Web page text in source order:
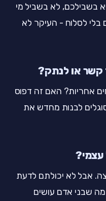
בשבילכם, לא בשביל מי
לסלוח - העיקר לא
קשר או לנתק?
אחריות? האם זה דפוס
לבנות מחדש את
עצמי?
אבל לא יכולתם לדעת
שבני אדם עושים